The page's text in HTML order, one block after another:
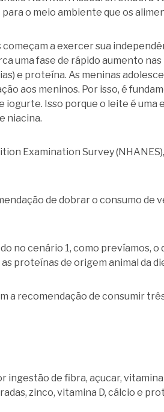
o meio ambiente que os
começam a exercer sua
uma fase de rápido aumento
e proteína. As meninas
aos meninos. Por isso, é
Isso porque o leite é
niacina.
Examination Survey
de dobrar o consumo
no cenário 1, como prevíamos,
proteínas de origem animal da
a recomendação de consumir
ingestão de fibra, açucar,
zinco, vitamina D, cálcio e